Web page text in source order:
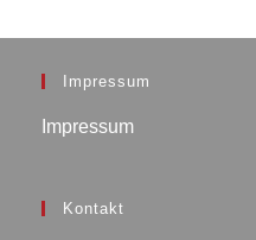
Impressum
Impressum
Kontakt